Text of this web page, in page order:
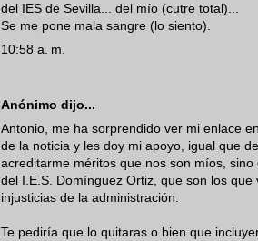
del IES de Sevilla... del mío (cutre total)...
Se me pone mala sangre (lo siento).
10:58 a. m.
Anónimo dijo...
Antonio, me ha sorprendido ver mi enlace
de la noticia y les doy mi apoyo, igual que
acreditarme méritos que nos son míos,
del I.E.S. Domínguez Ortiz, que son los
injusticias de la administración.
Te pediría que lo quitaras o bien que